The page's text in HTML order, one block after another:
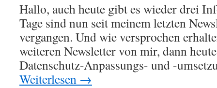
Hallo, auch heute gibt es wieder drei
Tage sind nun seit meinem letzten
vergangen. Und wie versprochen
weiteren Newsletter von mir, dann
Datenschutz-Anpassungs- und -
Weiterlesen →